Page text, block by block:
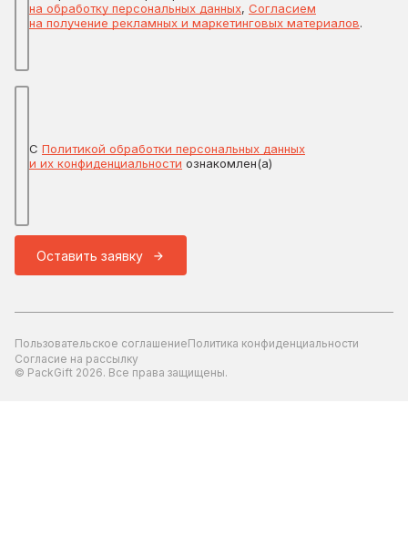
на обработку персональных данных, Согласием
на получение рекламных и маркетинговых материалов.
С Политикой обработки персональных данных
и их конфиденциальности ознакомлен(а)
Оставить заявку
Пользовательское соглашениеПолитика конфиденциальности
Согласие на рассылку
© PackGift 2026. Все права защищены.